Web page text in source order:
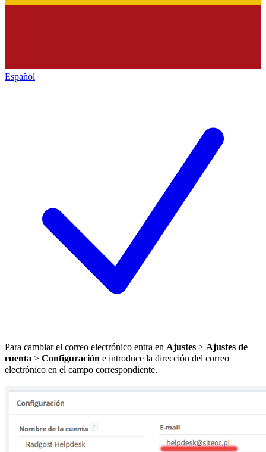
Español
Para cambiar el correo electrónico entra en Ajustes > Ajustes de
cuenta > Configuración e introduce la dirección del correo
electrónico en el campo correspondiente.